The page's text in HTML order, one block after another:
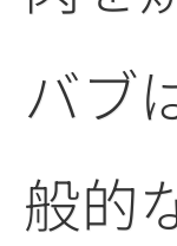
バブ
般的